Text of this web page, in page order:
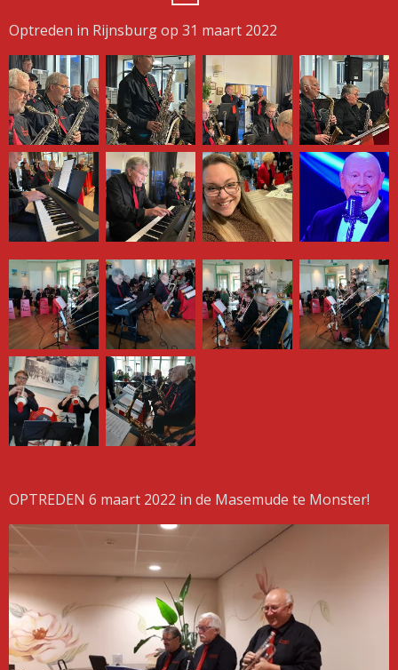
Optreden in Rijnsburg op 31 maart 2022
OPTREDEN 6 maart 2022 in de Masemude te Monster!